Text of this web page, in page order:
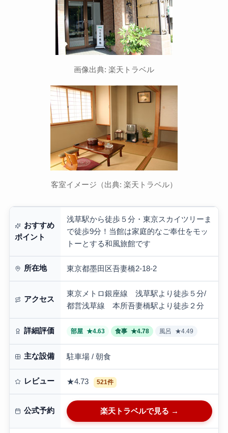
画像出典: 楽天トラベル
客室イメージ（出典: 楽天トラベル）
おすすめ
ポイント
浅草駅から徒歩５分・東京スカイツリーま
で徒歩9分！当館は家庭的なご奉仕をモッ
トーとする和風旅館です
所在地 東京都墨田区吾妻橋2-18-2
アクセス
東京メトロ銀座線 浅草駅より徒歩５分/
都営浅草線 本所吾妻橋駅より徒歩２分
詳細評価 部屋 ★4.63 食事 ★4.78 風呂 ★4.49
主な設備 駐車場 / 朝食
レビュー ★4.73 521件
公式予約 楽天トラベルで見る →